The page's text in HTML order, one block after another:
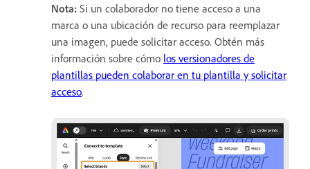
Nota: Si un colaborador no tiene acceso a una
marca o una ubicación de recurso para reemplazar
una imagen, puede solicitar acceso. Obtén más
información sobre cómo los versionadores de
plantillas pueden colaborar en tu plantilla y solicitar
acceso.